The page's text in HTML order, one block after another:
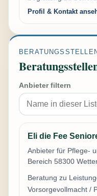
Profil & Kontakt
Anbieter filtern
Eli die Fee
Anbieter für Pflege-
Bereich 58300
Beratung zu
Vorsorgevollmacht /